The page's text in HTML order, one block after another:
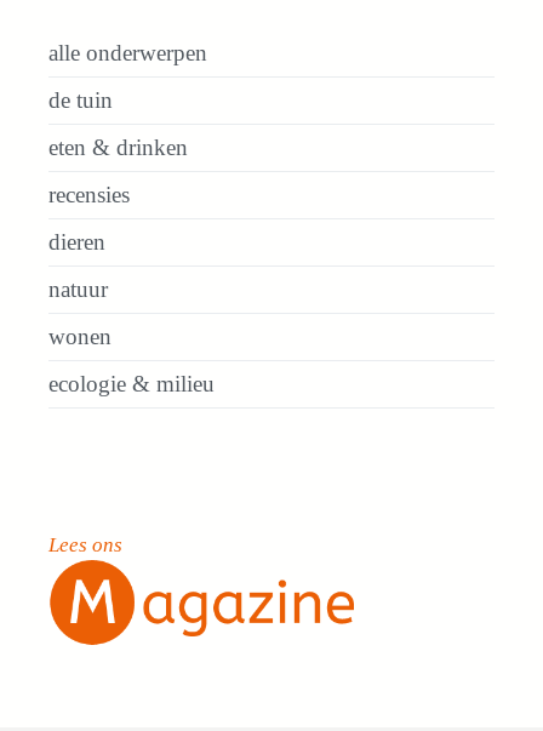
alle onderwerpen
de tuin
eten & drinken
recensies
dieren
natuur
wonen
ecologie & milieu
Lees ons